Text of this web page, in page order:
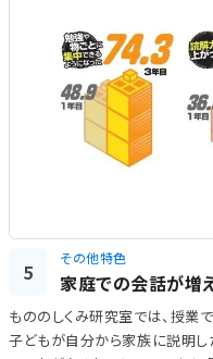
5
その他特色
家庭での会話が増
もののしくみ研究室では、授業
子どもが自分から家族に説明し